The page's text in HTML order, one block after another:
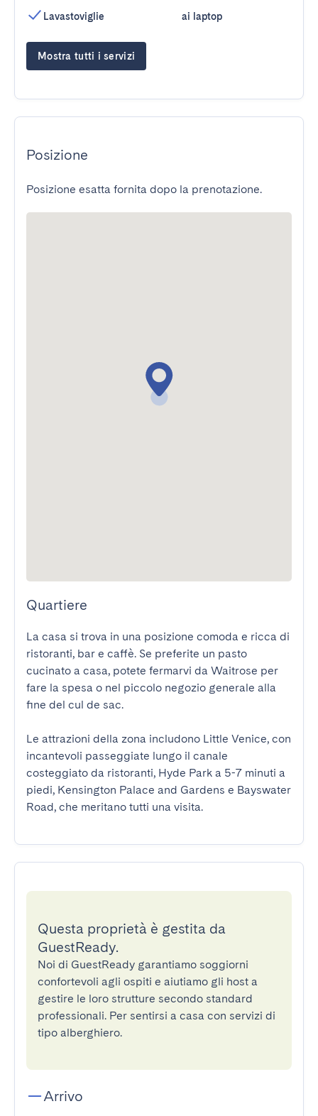
Lavastoviglie
ai laptop
Mostra tutti i servizi
Posizione
Posizione esatta fornita dopo la prenotazione.
Quartiere
La casa si trova in una posizione comoda e ricca di
ristoranti, bar e caffè. Se preferite un pasto
cucinato a casa, potete fermarvi da Waitrose per
fare la spesa o nel piccolo negozio generale alla
fine del cul de sac.
Le attrazioni della zona includono Little Venice, con
incantevoli passeggiate lungo il canale
costeggiato da ristoranti, Hyde Park a 5-7 minuti a
piedi, Kensington Palace and Gardens e Bayswater
Road, che meritano tutti una visita.
Questa proprietà è gestita da
GuestReady.
Noi di GuestReady garantiamo soggiorni
confortevoli agli ospiti e aiutiamo gli host a
gestire le loro strutture secondo standard
professionali. Per sentirsi a casa con servizi di
tipo alberghiero.
Arrivo